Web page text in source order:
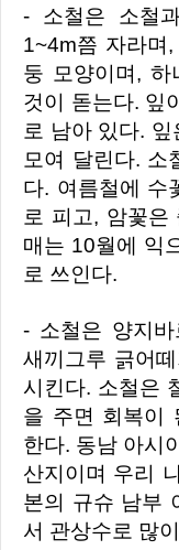
- 소철은 소철과에 딸린 상록 관목이다. 키는
1~4m쯤 자라며
둥 모양이며, 하
것이 돋는다. 잎
로 남아 있다.
모여 달린다. 소
다. 여름철에 수
로 피고, 암꽃은
매는 10월에 익
로 쓰인다.
- 소철은 양지바르고 건조한 땅에서 잘 자라며,
새끼그루 긁어
시킨다. 소철은
을 주면 회복이
한다. 동남 아시
산지이며 우리
본의 규슈 남부
서 관상수로 많